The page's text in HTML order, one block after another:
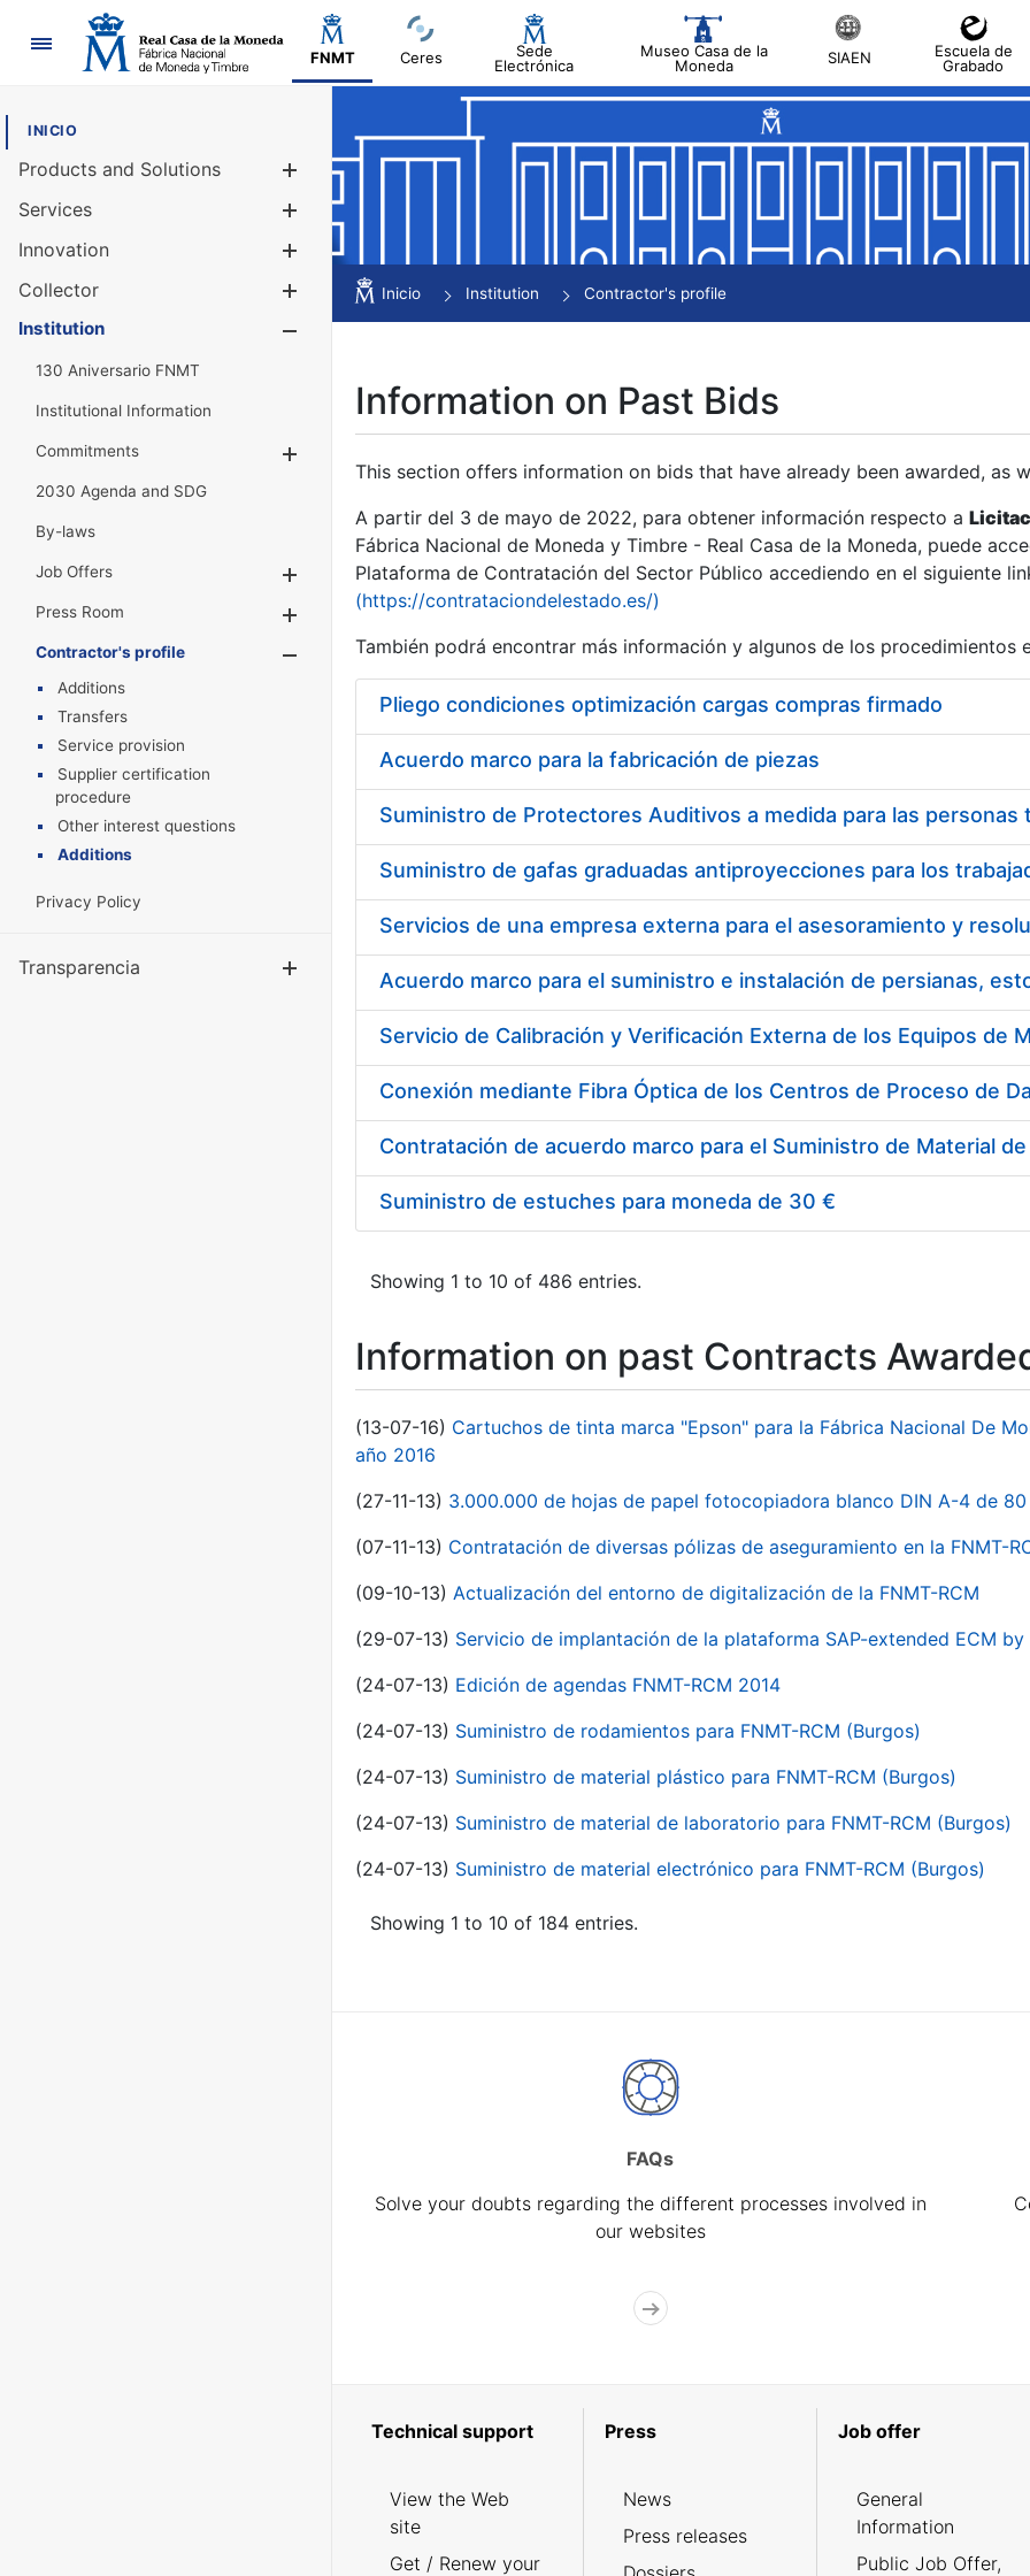
Navigation
FNMT Ceres
Sede
Electrónica
Museo Casa de la
Moneda
SIAEN
Escuela de
Grabado
INICIO
Products and Solutions
Services
Innovation
Collector
Show/Hide
Institution
130 Aniversario FNMT
Institutional Information
Commitments
2030 Agenda and SDG
By-laws
Job Offers
Show/Hide
Press Room
Show/Hide
Contractor's profile
Show/Hide
Additions
Transfers
Service provision
Supplier certification
procedure
Other interest questions
Additions
Privacy Policy
Transparencia Show/Hide
Inicio Institution Contractor's profile
Information on Past Bids
This section offers information on bids that have already been awarded, as
A partir del 3 de mayo de 2022, para obtener información respecto a
Fábrica Nacional de Moneda y Timbre - Real Casa de la Moneda, puede
Plataforma de Contratación del Sector Público accediendo en el siguiente
(https://contrataciondelestado.es/)
También podrá encontrar más información y algunos de los procedimientos
Pliego condiciones optimización cargas compras firmado
Acuerdo marco para la fabricación de piezas
Acuerdo marco para el suministro e instalación de persianas,
Suministro de estuches para moneda de 30 €
Showing 1 to 10 of 486 entries.
Information on past Contracts
(13-07-16) Cartuchos de tinta marca "Epson" para la Fábrica Nacional De
año 2016
(27-11-13) 3.000.000 de hojas de papel fotocopiadora blanco DIN A-4 de 80
(07-11-13) Contratación de diversas pólizas de aseguramiento en la FNMT-
(09-10-13) Actualización del entorno de digitalización de la FNMT-RCM
(29-07-13) Servicio de implantación de la plataforma SAP-extended ECM by
(24-07-13) Edición de agendas FNMT-RCM 2014
(24-07-13) Suministro de rodamientos para FNMT-RCM (Burgos)
(24-07-13) Suministro de material plástico para FNMT-RCM (Burgos)
(24-07-13) Suministro de material de laboratorio para FNMT-RCM (Burgos)
(24-07-13) Suministro de material electrónico para FNMT-RCM (Burgos)
Showing 1 to 10 of 184 entries.
FAQs
Solve your doubts regarding the different processes involved in
our websites
Technical support
View the Web
site
Get / Renew your
Press
News
Press releases
Job offer
General
Information
Public Job Offer,